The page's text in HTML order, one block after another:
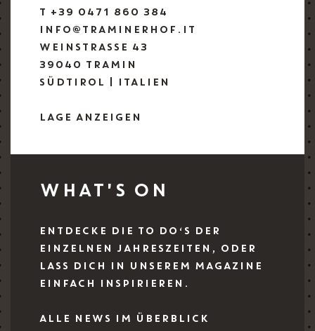
T +39 0471 860 384
INFO@TRAMINERHOF.IT
WEINSTRASSE 43
39040 TRAMIN
SÜDTIROL | ITALIEN
LAGE ANZEIGEN
WHAT'S ON
ENTDECKE DIE TO DO‘S DER
EINZELNEN JAHRESZEITEN, ODER
LASS DICH IN UNSEREM MAGAZINE
EINFACH INSPIRIEREN.
ALLE NEWS IM ÜBERBLICK